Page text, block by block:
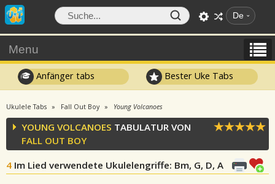
De
Menu
Anfänger tabs Bester Uke Tabs
Ukulele Tabs Fall Out Boy Young Volcanoes
YOUNG VOLCANOES TABULATUR VON
FALL OUT BOY
4 Im Lied verwendete Ukulelengriffe: Bm, G, D, A